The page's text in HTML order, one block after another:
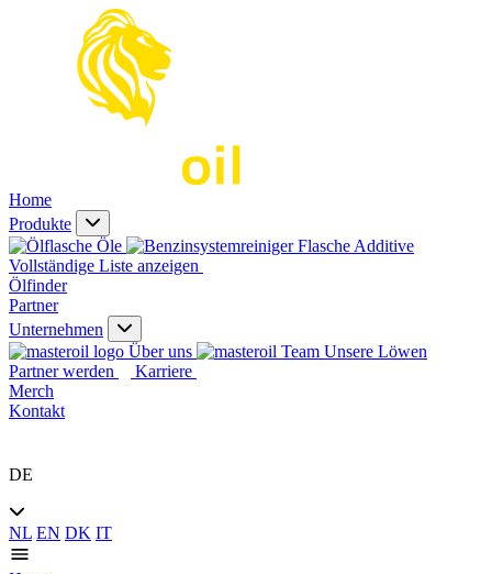
Home
Produkte
Öle
Additive
Vollständige Liste anzeigen
Ölfinder
Partner
Unternehmen
Über uns
Unsere Löwen
Partner werden
Karriere
Merch
Kontakt
DE
NL EN DK IT